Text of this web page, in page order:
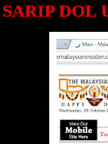
DOL